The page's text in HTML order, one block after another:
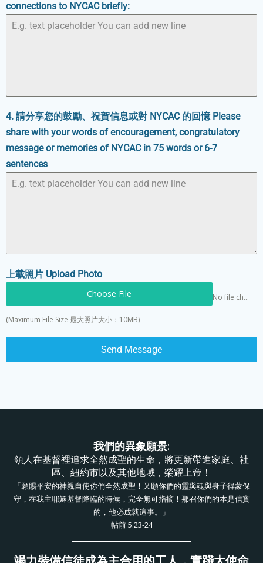
connections to NYCAC briefly:
4. 請分享您的鼓勵、祝賀信息或對 NYCAC 的回憶 Please
share with your words of encouragement, congratulatory
message or memories of NYCAC in 75 words or 6-7
sentences
上載照片 Upload Photo
Choose File
No file chosen
(Maximum File Size 最大照片大小：10MB)
Send Message
我們的異象願景:
領人在基督裡追求全然成聖的生命，將更新帶進家庭、社
區、紐約市以及其他地域，榮耀上帝！
「願賜平安的神親自使你們全然成聖！又願你們的靈與魂與身子得蒙保
守，在我主耶穌基督降臨的時候，完全無可指摘！那召你們的本是信實
的，他必成就這事。」
帖前 5:23-24